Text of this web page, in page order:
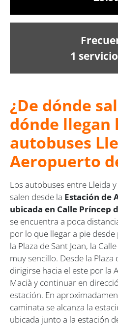
1
¿De dónde
dónde llegan
autobuses
Aeropuerto
Los autobuses entre Lleida
salen desde la Estación de
ubicada en Calle Príncep
se encuentra a poca
por lo que llegar a pie
la Plaza de Sant Joan, la
muy sencillo. Desde la Plaza
dirigirse hacia el este por la
Macià y continuar en
estación. En
caminata se alcanza la
ubicada junto a la estación